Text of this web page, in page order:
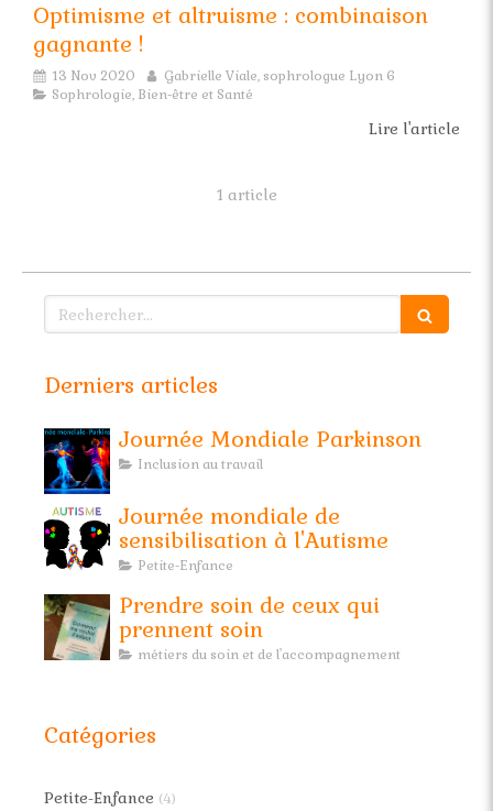
Optimisme et altruisme : combinaison
gagnante !
13 Nov 2020
Gabrielle Viale, sophrologue Lyon 6
Sophrologie, Bien-être et Santé
Lire l'article
1 article
Rechercher
Derniers articles
Journée Mondiale Parkinson
Inclusion au travail
Journée mondiale de
sensibilisation à l'Autisme
Petite-Enfance
Prendre soin de ceux qui
prennent soin
métiers du soin et de l'accompagnement
Catégories
Petite-Enfance (4)